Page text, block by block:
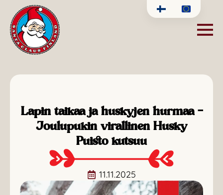
Lapin taikaa ja huskyjen hurmaa –
Joulupukin virallinen Husky
Puisto kutsuu
11.11.2025